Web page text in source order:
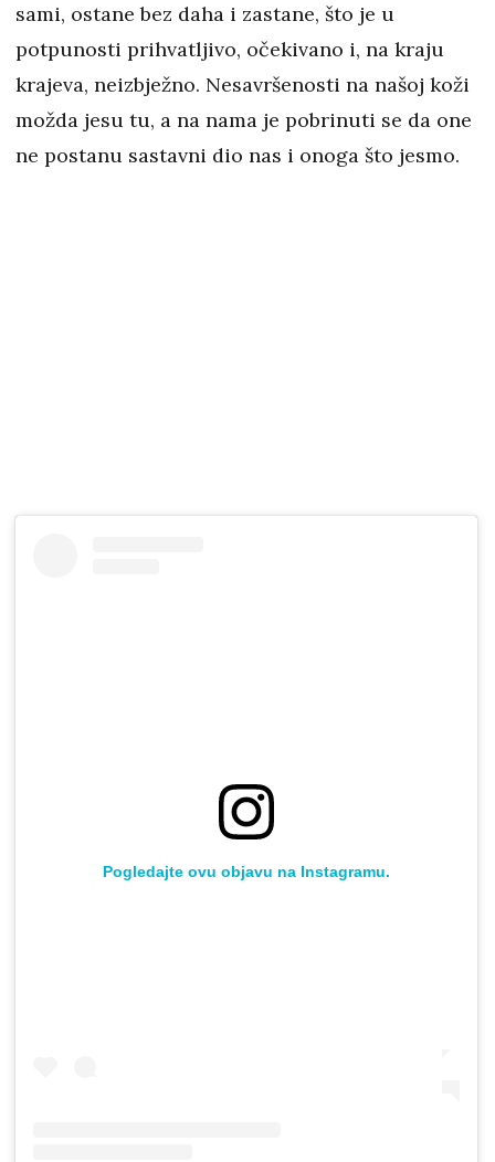
sami, ostane bez daha i zastane, što je u
potpunosti prihvatljivo, očekivano i, na kraju
krajeva, neizbježno. Nesavršenosti na našoj koži
možda jesu tu, a na nama je pobrinuti se da one
ne postanu sastavni dio nas i onoga što jesmo.
Pogledajte ovu objavu na Instagramu.